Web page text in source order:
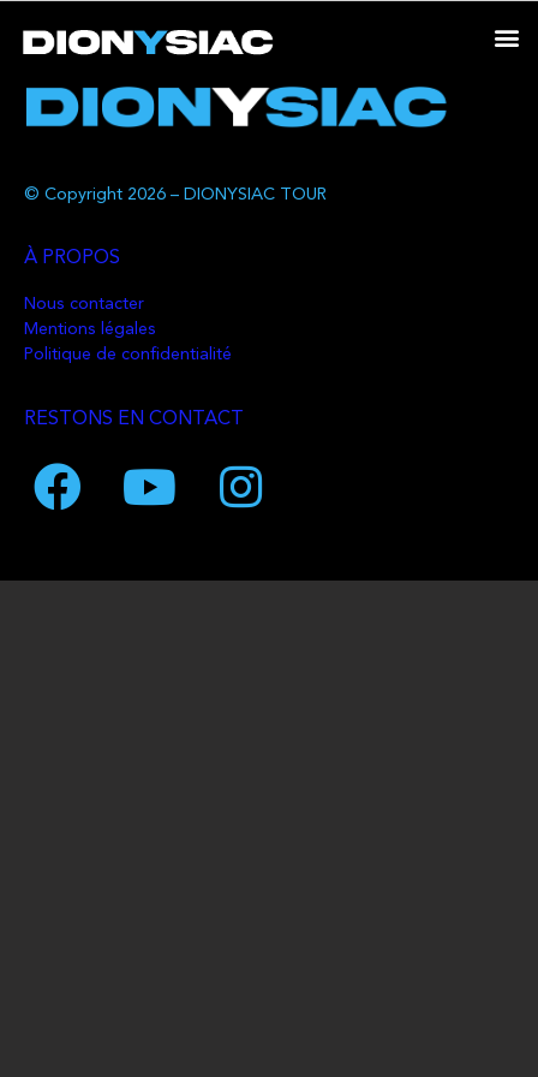
© Copyright 2026 – DIONYSIAC TOUR
À PROPOS
Nous contacter
Mentions légales
Politique de confidentialité
RESTONS EN CONTACT